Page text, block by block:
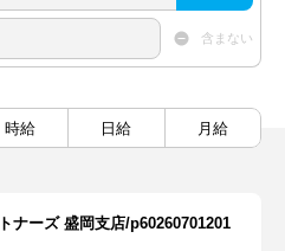
含まない
時給 日給 月給
ナーズ 盛岡支店/p60260701201